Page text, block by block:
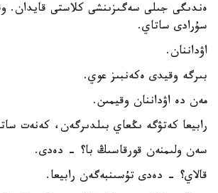
ەندىگى جىلى سەگىزىنشى كلاستى قايدان.
سۇرادى ساتاي.
اۋداننان.
بىرگە وقيدى ەكەنبىز عوي.
مەن دە اۋداننان وقيمىن.
رابيعا كەتۋگە ىڭعاي بىلدىرگەن، كەنەت
سەن ولىمنەن قورقاسىڭ با؟ - دەدى.
قالاي؟ - دەدى تۇسىنبەگەن رابيعا.